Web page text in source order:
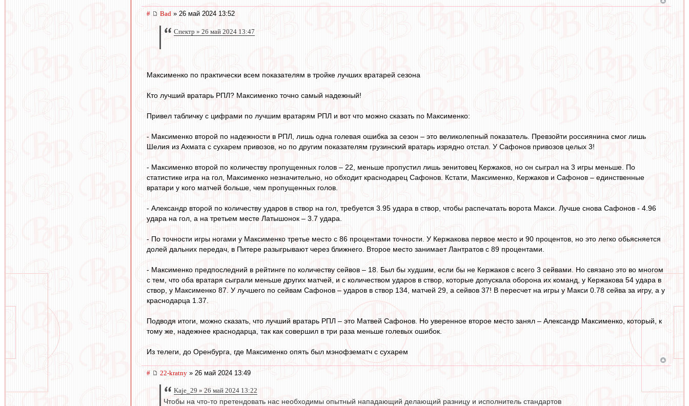
# Bad » 26 май 2024 13:52
Спектр » 26 май 2024 13:47
Максименко по практически всем показателям в тройке лучших вратарей сезона
Кто лучший вратарь РПЛ? Максименко точно самый надежный!
Привел табличку с цифрами по лучшим вратарям РПЛ и вот что можно сказать по Максименко:
- Максименко второй по надежности в РПЛ, лишь одна голевая ошибка за сезон – это великолепный показатель. Превзойти россиянина смог лишь
Шелия из Ахмата с сухарем привозов, но по другим показателям грузинский вратарь изрядно отстал. У Сафонов привозов целых 3!
- Максименко второй по количеству пропущенных голов – 22, меньше пропустил лишь зенитовец Кержаков, но он сыграл на 3 игры меньше. По
статистике игра на гол, Максименко незначительно, но обходит краснодарец Сафонов. Кстати, Максименко, Кержаков и Сафонов – единственные
вратари у кого матчей больше, чем пропущенных голов.
- Александр второй по количеству ударов в створ на гол, требуется 3.95 удара в створ, чтобы распечатать ворота Макси. Лучше снова Сафонов - 4.96
удара на гол, а на третьем месте Латышонок – 3.7 удара.
- По точности игры ногами у Максименко третье место с 86 процентами точности. У Кержакова первое место и 90 процентов, но это легко обьясняется
долей дальних передач, в Питере разыгрывают через ближнего. Второе место занимает Лантратов с 89 процентами.
- Максименко предпоследний в рейтинге по количеству сейвов – 18. Был бы худшим, если бы не Кержаков с всего 3 сейвами. Но связано это во многом
с тем, что оба вратаря сыграли меньше других матчей, и с количеством ударов в створ, которые допускала оборона их команд, у Кержакова 54 удара в
створ, у Максименко 87. У лучшего по сейвам Сафонов – ударов в створ 134, матчей 29, а сейвов 37! В пересчет на игры у Макси 0.78 сейва за игру, а у
краснодарца 1.37.
Подводя итоги, можно сказать, что лучший вратарь РПЛ – это Матвей Сафонов. Но уверенное второе место занял – Александр Максименко, который, к
тому же, надежнее краснодарца, так как совершил в три раза меньше голевых ошибок.
Из телеги, до Оренбурга, где Максименко опять был мэнофзематч с сухарем
# 22-kratny » 26 май 2024 13:49
Kaje_29 » 26 май 2024 13:22
Чтобы на что-то претендовать нас необходимы опытный нападающий делающий разницу и исполнитель стандартов